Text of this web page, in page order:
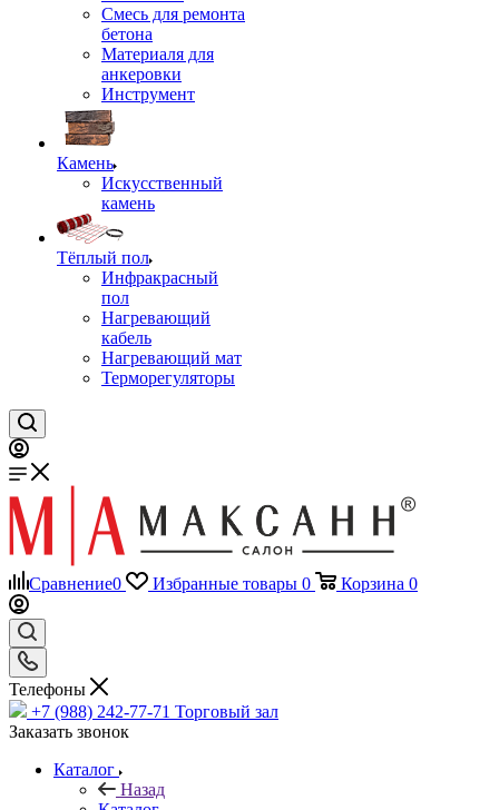
Смесь для ремонта
бетона
Материаля для
анкеровки
Инструмент
Камень
Искусственный
камень
Тёплый пол
Инфракрасный
пол
Нагревающий
кабель
Нагревающий мат
Терморегуляторы
Сравнение0 Избранные товары 0 Корзина 0
Телефоны
+7 (988) 242-77-71 Торговый зал
Заказать звонок
Каталог
Назад